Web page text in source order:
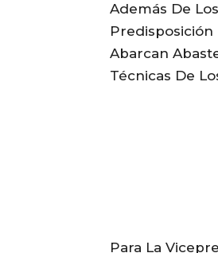
Además De
Predisposición
Abarcan
Técnicas De
Para La